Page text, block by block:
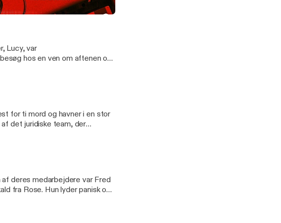
fra Cromwell Street.
Lucy, var
hos en ven om aftenen og
for ti mord og havner i en stor
det juridiske team, der
deres medarbejdere var Fred
fra Rose. Hun lyder panisk og
begynder...